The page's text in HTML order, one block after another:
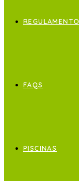
REGULAMENTO
FAQS
PISCINAS